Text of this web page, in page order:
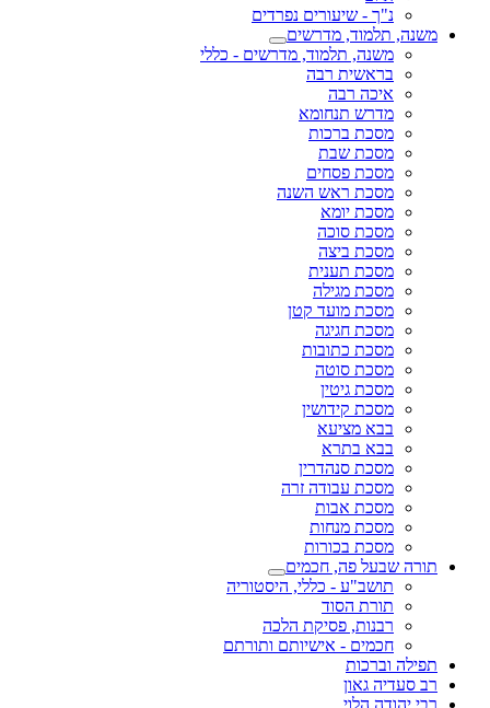
נ"ך - שיעורים נפרדים
משנה, תלמוד, מדרשים
משנה, תלמוד, מדרשים - כללי
בראשית רבה
איכה רבה
מדרש תנחומא
מסכת ברכות
מסכת שבת
מסכת פסחים
מסכת ראש השנה
מסכת יומא
מסכת סוכה
מסכת ביצה
מסכת תענית
מסכת מגילה
מסכת מועד קטן
מסכת חגיגה
מסכת כתובות
מסכת סוטה
מסכת גיטין
מסכת קידושין
בבא מציעא
בבא בתרא
מסכת סנהדרין
מסכת עבודה זרה
מסכת אבות
מסכת מנחות
מסכת בכורות
תורה שבעל פה, חכמים
תושב"ע - כללי, היסטוריה
תורת הסוד
רבנות, פסיקת הלכה
חכמים - אישיותם ותורתם
תפילה וברכות
רב סעדיה גאון